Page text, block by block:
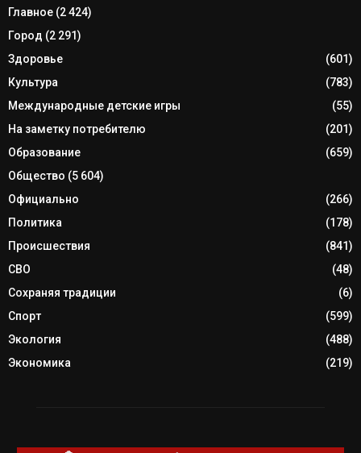
Главное (2 424)
Город (2 291)
Здоровье
(601)
Культура
(783)
Международные детские игры
(55)
На заметку потребителю
(201)
Образование
(659)
Общество (5 604)
Официально
(266)
Политика
(178)
Происшествия
(841)
СВО
(48)
Сохраняя традиции
(6)
Спорт
(599)
Экология
(488)
Экономика
(219)